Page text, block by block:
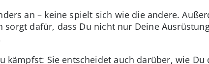
an – keine spielt sich wie die andere.
sorgt dafür, dass Du nicht nur Deine
Sie entscheidet auch darüber, wie Du